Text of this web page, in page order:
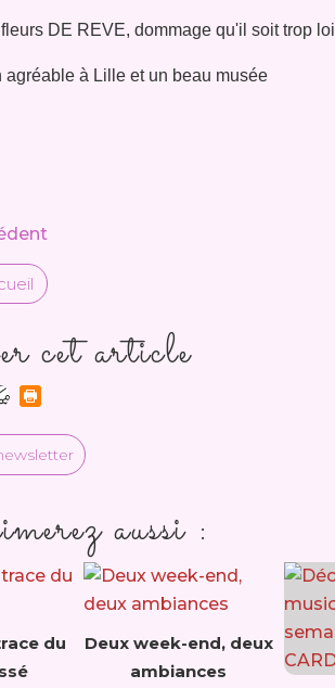
DE REVE, dommage qu'il soit trop
agréable à Lille et un beau musée
cet article
aussi :
du
Deux week-end, deux
ambiances